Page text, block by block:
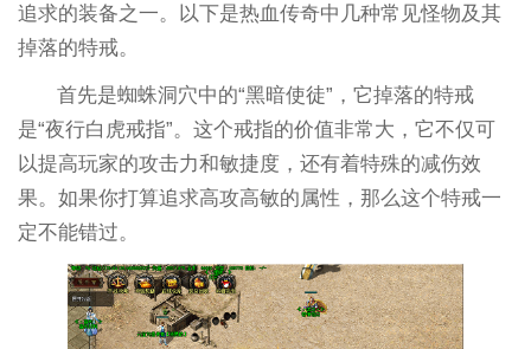
追求的装备之一。以下是热血传奇中几种常见怪物及其
掉落的特戒。
首先是蜘蛛洞穴中的“黑暗使徒”，它掉落的特戒
是“夜行白虎戒指”。这个戒指的价值非常大，它不仅可
以提高玩家的攻击力和敏捷度，还有着特殊的减伤效
果。如果你打算追求高攻高敏的属性，那么这个特戒一
定不能错过。